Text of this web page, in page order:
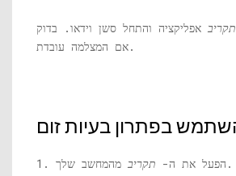
תקריב אפליקציה והתחל סשן וידאו. בדוק
אם המצלמה עובדת.
1. הפעל את ה- תקריב מהמחשב שלך.